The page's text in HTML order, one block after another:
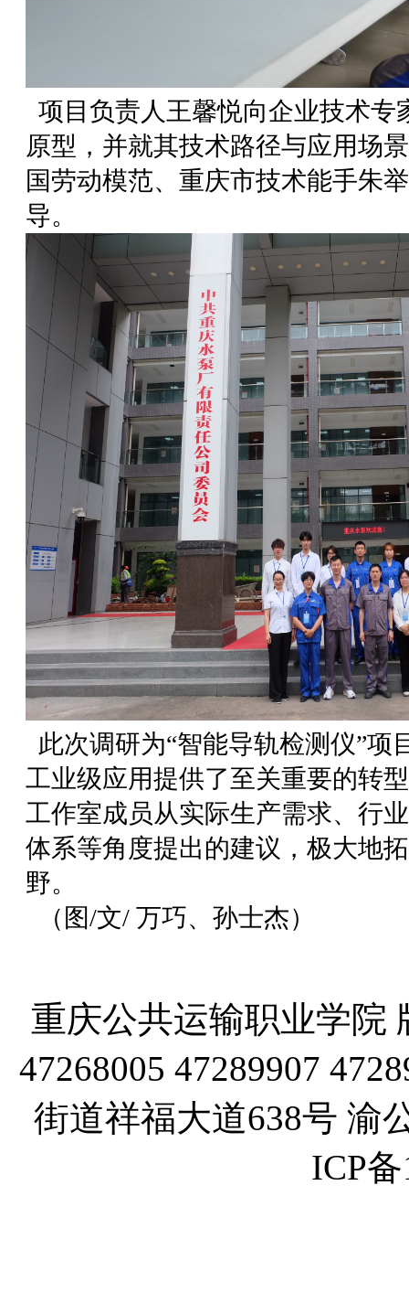
项目负责人王馨悦向企业技术专
原型，并就其技术路径与应用场
国劳动模范、重庆市技术能手朱
导。
此次调研为“智能导轨检测仪”项
工业级应用提供了至关重要的转
工作室成员从实际生产需求、行
体系等角度提出的建议，极大地
野。
（图/文/ 万巧、孙士杰）
重庆公共运输职业学院
47268005 47289907
街道祥福大道638号 渝
ICP